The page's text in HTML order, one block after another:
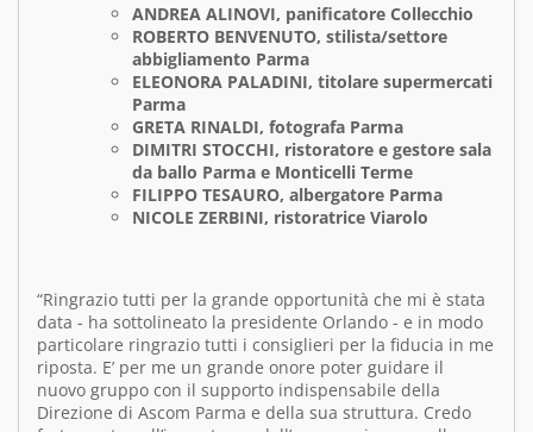
ANDREA ALINOVI, panificatore Collecchio
ROBERTO BENVENUTO, stilista/settore
abbigliamento Parma
ELEONORA PALADINI, titolare supermercati
Parma
GRETA RINALDI, fotografa Parma
DIMITRI STOCCHI, ristoratore e gestore sala
da ballo Parma e Monticelli Terme
FILIPPO TESAURO, albergatore Parma
NICOLE ZERBINI, ristoratrice Viarolo
“Ringrazio tutti per la grande opportunità che mi è stata
data - ha sottolineato la presidente Orlando - e in modo
particolare ringrazio tutti i consiglieri per la fiducia in me
riposta. E’ per me un grande onore poter guidare il
nuovo gruppo con il supporto indispensabile della
Direzione di Ascom Parma e della sua struttura. Credo